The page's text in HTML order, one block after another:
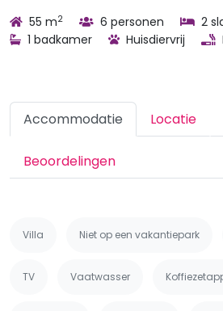
55 m2 6 personen
2
1 badkamer
Huisdiervrij
Accommodatie Locatie
Beoordelingen
Villa Niet op een vakantiepark
TV Vaatwasser